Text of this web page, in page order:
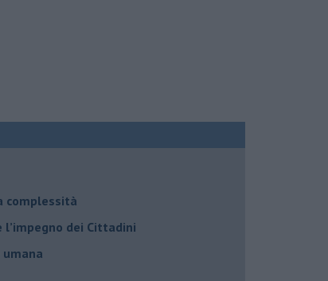
complessità
dei Cittadini